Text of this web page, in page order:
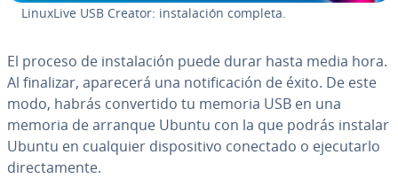
LinuxLive USB Creator: in­s­ta­la­ción completa.
El proceso de in­s­ta­la­ción puede durar hasta media hora.
Al finalizar, aparecerá una no­ti­fi­ca­ción de éxito. De este
modo, habrás co­n­ve­r­ti­do tu memoria USB en una
memoria de arranque Ubuntu con la que podrás instalar
Ubuntu en cualquier di­s­po­si­ti­vo conectado o eje­cu­tar­lo
di­re­c­ta­me­n­te.